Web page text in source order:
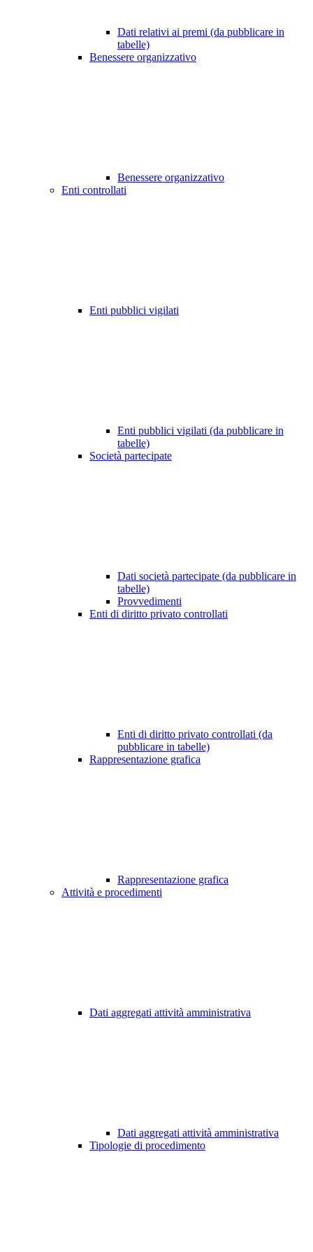
Dati relativi ai premi (da pubblicare in
tabelle)
Benessere organizzativo
Benessere organizzativo
Enti controllati
Enti pubblici vigilati
Enti pubblici vigilati (da pubblicare in
tabelle)
Società partecipate
Dati società partecipate (da pubblicare in
tabelle)
Provvedimenti
Enti di diritto privato controllati
Enti di diritto privato controllati (da
pubblicare in tabelle)
Rappresentazione grafica
Rappresentazione grafica
Attività e procedimenti
Dati aggregati attività amministrativa
Dati aggregati attività amministrativa
Tipologie di procedimento